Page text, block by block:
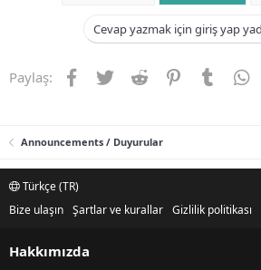
Cevap yazmak için giriş yap
Paylaş: Facebook
TwitterReddit PinterestTumblr
Announcements / Duyurular
Türkçe (TR)
Bize ulaşın Şartlar ve kurallar Gizlilik politikası
Hakkımızda